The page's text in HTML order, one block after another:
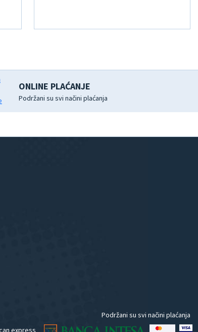
ONLINE PLAĆANJE
Podržani su svi načini plaćanja
Podržani su svi načini plaćanja